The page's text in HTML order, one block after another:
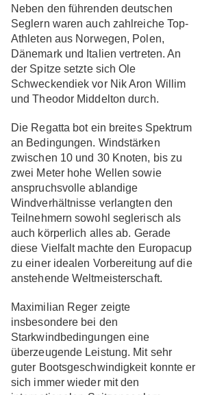
Neben den führenden deutschen
Seglern waren auch zahlreiche Top-
Athleten aus Norwegen, Polen,
Dänemark und Italien vertreten. An
der Spitze setzte sich Ole
Schweckendiek vor Nik Aron Willim
und Theodor Middelton durch.
Die Regatta bot ein breites Spektrum
an Bedingungen. Windstärken
zwischen 10 und 30 Knoten, bis zu
zwei Meter hohe Wellen sowie
anspruchsvolle ablandige
Windverhältnisse verlangten den
Teilnehmern sowohl seglerisch als
auch körperlich alles ab. Gerade
diese Vielfalt machte den Europacup
zu einer idealen Vorbereitung auf die
anstehende Weltmeisterschaft.
Maximilian Reger zeigte
insbesondere bei den
Starkwindbedingungen eine
überzeugende Leistung. Mit sehr
guter Bootsgeschwindigkeit konnte er
sich immer wieder mit den